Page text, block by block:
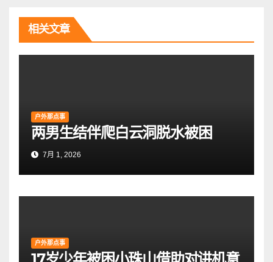
航
相关文章
户外那点事
两男生结伴爬白云洞脱水被困
7月 1, 2026
户外那点事